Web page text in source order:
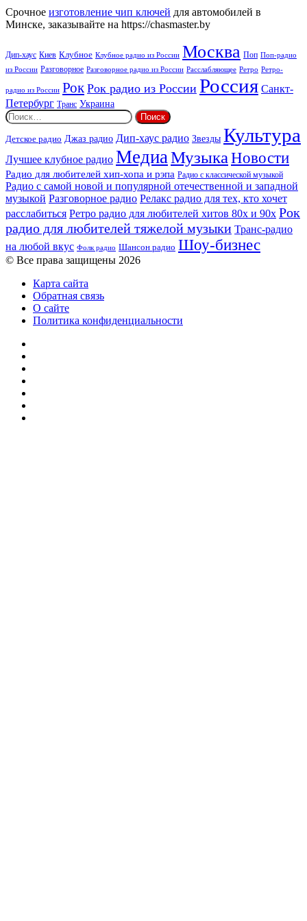
Срочное изготовление чип ключей для автомобилей в
Минске, заказывайте на https://chasmaster.by
Дип-хаус Киев Клубное Клубное радио из России Москва Поп Поп-радио
из России Разговорное Разговорное радио из России Расслабляющее Ретро Ретро-
радио из России Рок Рок радио из России Россия Санкт-
Петербург Транс Украина
Найти:
Детское радио Джаз радио Дип-хаус радио Звезды Культура
Лучшее клубное радио МедиаМузыкаНовости
Радио для любителей хип-хопа и рэпа Радио с классической музыкой
Радио с самой новой и популярной отечественной и западной
музыкой Разговорное радио Релакс радио для тех, кто хочет
расслабиться Ретро радио для любителей хитов 80х и 90х Рок
радио для любителей тяжелой музыки Транс-радио
на любой вкус Фолк радио Шансон радио Шоу-бизнес
© Все права защищены 2026
Карта сайта
Обратная связь
О сайте
Политика конфиденциальности